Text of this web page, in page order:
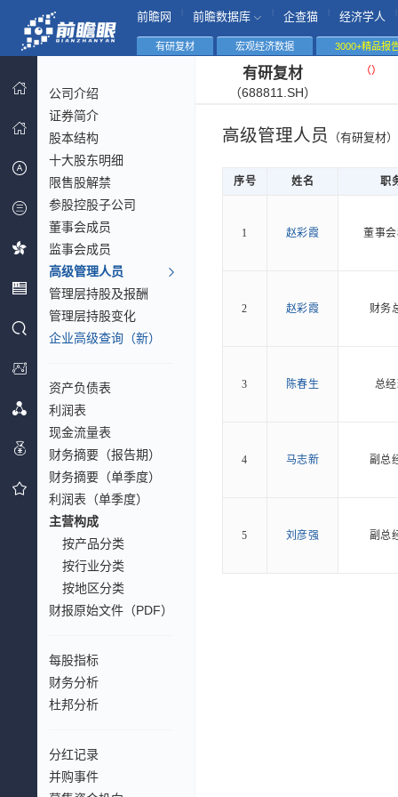
前瞻网 前瞻数据库 企查猫 经济学人
有研复材 宏观经济数据 3000+精品报
公司介绍
证券简介
股本结构
十大股东明细
限售股解禁
参股控股子公司
董事会成员
监事会成员
高级管理人员
管理层持股及报酬
管理层持股变化
企业高级查询（新）
资产负债表
利润表
现金流量表
财务摘要（报告期）
财务摘要（单季度）
利润表（单季度）
主营构成
按产品分类
按行业分类
按地区分类
财报原始文件（PDF）
每股指标
财务分析
杜邦分析
分红记录
并购事件
有研复材
（688811.SH）
（）
高级管理人员 （有研复材）
序号 姓名 职
1 赵彩霞 董事
2 赵彩霞 财务
3 陈春生 总
4 马志新 副总
5 刘彦强 副总